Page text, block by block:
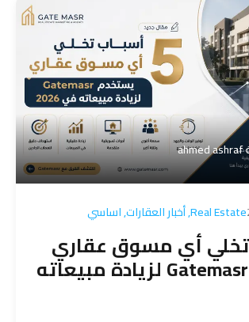
ahmed ashraf
Real Estate
,أخبار العقارات,اساسي
تخلي أي مسوق عقاري
يستخدم Gatemasr لزيادة مبيعاته